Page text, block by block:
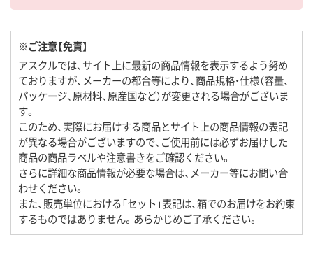
※ご注意【免責】
アスクルでは、サイト上に最新の商品情報を表示するよう努め
ておりますが、メーカーの都合等により、商品規格・仕様（容量、
パッケージ、原材料、原産国など）が変更される場合がございま
す。
このため、実際にお届けする商品とサイト上の商品情報の表記
が異なる場合がございますので、ご使用前には必ずお届けした
商品の商品ラベルや注意書きをご確認ください。
さらに詳細な商品情報が必要な場合は、メーカー等にお問い合
わせください。
また、販売単位における「セット」表記は、箱でのお届けをお約束
するものではありません。あらかじめご了承ください。